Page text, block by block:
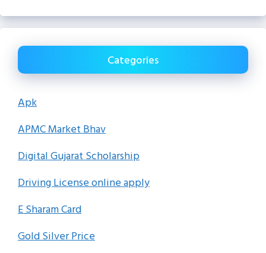
Categories
Apk
APMC Market Bhav
Digital Gujarat Scholarship
Driving License online apply
E Sharam Card
Gold Silver Price